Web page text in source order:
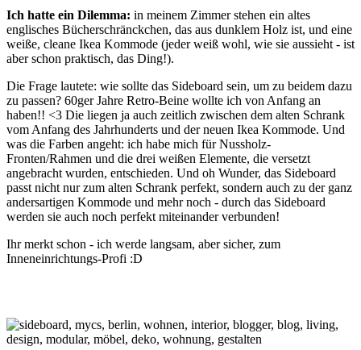
Ich hatte ein Dilemma: in meinem Zimmer stehen ein altes
englisches Bücherschränckchen, das aus dunklem Holz ist, und eine
weiße, cleane Ikea Kommode (jeder weiß wohl, wie sie aussieht - ist
aber schon praktisch, das Ding!).
Die Frage lautete: wie sollte das Sideboard sein, um zu beidem dazu
zu passen? 60ger Jahre Retro-Beine wollte ich von Anfang an
haben!! <3 Die liegen ja auch zeitlich zwischen dem alten Schrank
vom Anfang des Jahrhunderts und der neuen Ikea Kommode. Und
was die Farben angeht: ich habe mich für Nussholz-
Fronten/Rahmen und die drei weißen Elemente, die versetzt
angebracht wurden, entschieden. Und oh Wunder, das Sideboard
passt nicht nur zum alten Schrank perfekt, sondern auch zu der ganz
andersartigen Kommode und mehr noch - durch das Sideboard
werden sie auch noch perfekt miteinander verbunden!
Ihr merkt schon - ich werde langsam, aber sicher, zum
Inneneinrichtungs-Profi :D